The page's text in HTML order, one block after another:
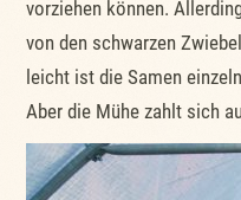
vorziehen können.
von den schwarzen
leicht ist die Samen
Aber die Mühe zahlt sich